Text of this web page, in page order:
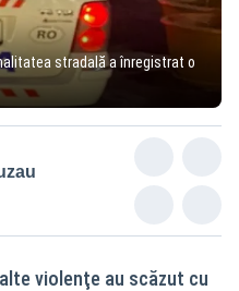
stradală a înregistrat o
violenţe au scăzut cu